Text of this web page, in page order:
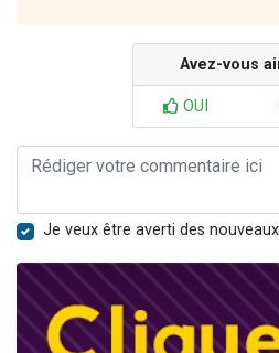
Avez-vous
OUI
Je veux être averti des